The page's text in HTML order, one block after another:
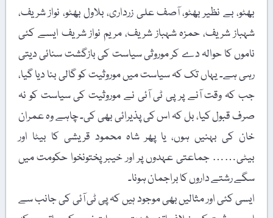
بھٹو، بے نظیر بھٹو، آصف علی زرداری، بلاول بھٹو، نواز شریف،
شہباز شریف، حمزہ شہباز شریف، مریم نواز شریف ایسے کئی
ناموں کا حوالہ دے کر موروثی سیاست کی بازگشت سنائی دیتی
رہی ہے۔ یہاں تک کہ سیاست میں موروثیت کو گالی بنا دیا گیا،
جب کہ وقت آنے پر پی ٹی آئی نے موروثیت کی سیاست کو نہ
صرف قبول کیا، بل کہ اس کی پذیرائی بھی کی۔ چاہے وہ عمران
خان کی بہنیں ہوں، یا پھر شاہ محمود قریشی کا بیٹا اور
بیٹی…… جماعتی عہدوں پر اور خیبر پختونخوا حکومت میں
سگے رشتے داروں کا براجمان ہونا۔
ایسی کئی اور مثالیں بھی موجود ہیں کہ پی ٹی آئی کی جانب سے